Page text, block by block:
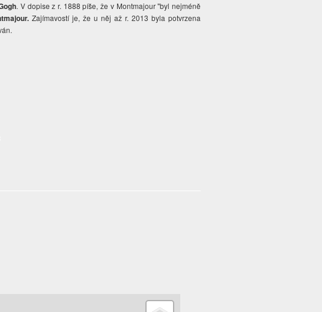
. V dopise z r. 1888 píše, že v Montmajour "byl nejméně
Zajímavostí je, že u něj až r. 2013 byla potvrzena